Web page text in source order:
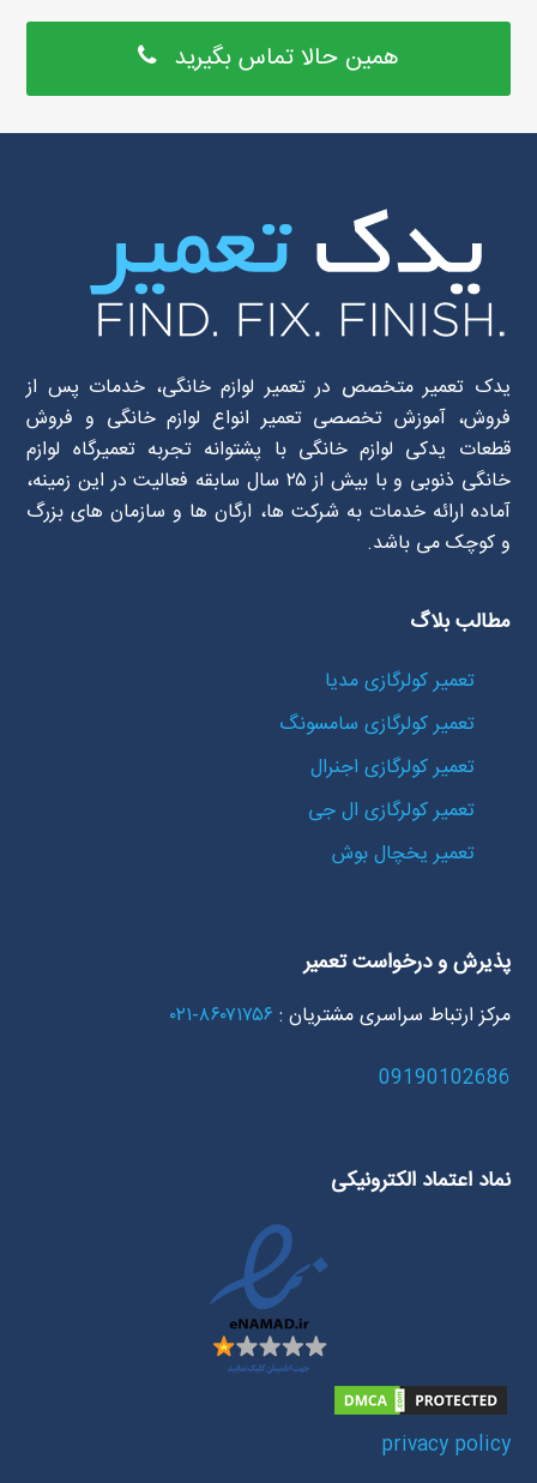
همین حالا تماس بگیرید
یدک تعمیر متخصص در تعمیر لوازم خانگی، خدمات پس از
فروش، آموزش تخصصی تعمیر انواع لوازم خانگی و فروش
قطعات یدکی لوازم خانگی با پشتوانه تجربه تعمیرگاه لوازم
خانگی ذنوبی و با بیش از ۲۵ سال سابقه فعالیت در این زمینه،
آماده ارائه خدمات به شرکت ها، ارگان ها و سازمان های بزرگ
و کوچک می باشد.
مطالب بلاگ
تعمیر کولرگازی مدیا
تعمیر کولرگازی سامسونگ
تعمیر کولرگازی اجنرال
تعمیر کولرگازی ال جی
تعمیر یخچال بوش
پذیرش و درخواست تعمیر
مرکز ارتباط سراسری مشتریان : ۸۶۰۷۱۷۵۶-۰۲۱
09190102686
نماد اعتماد الکترونیکی
privacy policy